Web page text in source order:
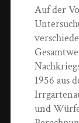
Auf der
1956 aus
und